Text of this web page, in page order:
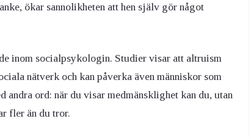
ökar sannolikheten att hen själv gör något
inom socialpsykologin. Studier visar att altruism
nätverk och kan påverka även människor som
ord: när du visar medmänsklighet kan du, utan
fler än du tror.